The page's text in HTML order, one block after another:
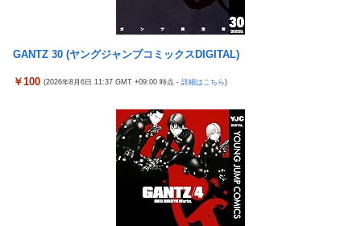
【草】アル中「水飲みたくない！」 グラス「はい転倒」
「こんな事になるんやから強制置き配は止めておくべき」とユー
ザーがドン引き、UberEatsが導入した強制置き配が起こしたの
は……
演劇のせいで2人も無駄死ににwwww
【悲報】ライター「ちいかわが反社とコラボしてた」ﾊﾟｼｬｯ
死神のコスプレをして隣のビルの屋上から病院を眺めていた男を
【画像】コスプレイヤーが死ぬ気で痩せた結果ｗｗｗｗ
周囲の人「おい見ろよ…」「一人で来てんのかな…？ｗ」「腹で
けーｗ」一人焼肉ワイ「……ッ…！」
ｗｗｗ
【悲報】ワンダンス作者「手書きでダンスアニメ描いてみまし
た」←アニメの当てつけにしか見えないと話題に
エアギアって再アニメ化したら良さそうじゃない？ ちゃんとエロ
さとか大暮のセンスを忠実に再現して
涌井秀章(40) 2.88 3勝1敗 4QS K/BB10.00
神谷玲子の新台は神ぱち!? #75【「e七つの大罪3」1回転で大当
GANTZ 30 (ヤングジャンプコミックスDIGITAL)
￥100 (2026年8月6日 11:37 GMT +09:00 時点 - 詳細はこちら)